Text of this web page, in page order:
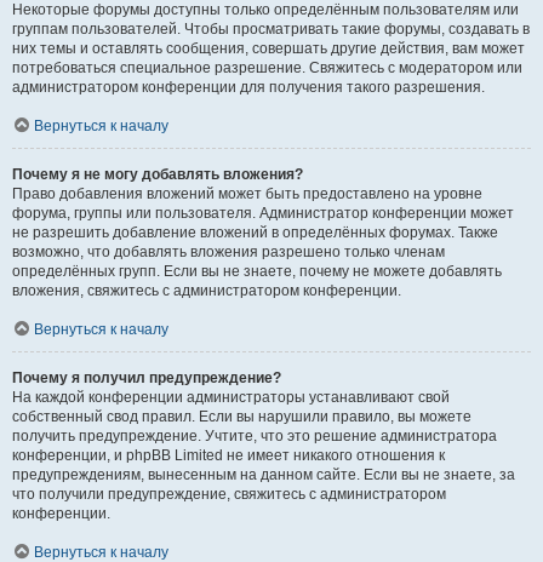
Некоторые форумы доступны только определённым пользователям или
группам пользователей. Чтобы просматривать такие форумы, создавать в
них темы и оставлять сообщения, совершать другие действия, вам может
потребоваться специальное разрешение. Свяжитесь с модератором или
администратором конференции для получения такого разрешения.
Вернуться к началу
Почему я не могу добавлять вложения?
Право добавления вложений может быть предоставлено на уровне
форума, группы или пользователя. Администратор конференции может
не разрешить добавление вложений в определённых форумах. Также
возможно, что добавлять вложения разрешено только членам
определённых групп. Если вы не знаете, почему не можете добавлять
вложения, свяжитесь с администратором конференции.
Вернуться к началу
Почему я получил предупреждение?
На каждой конференции администраторы устанавливают свой
собственный свод правил. Если вы нарушили правило, вы можете
получить предупреждение. Учтите, что это решение администратора
конференции, и phpBB Limited не имеет никакого отношения к
предупреждениям, вынесенным на данном сайте. Если вы не знаете, за
что получили предупреждение, свяжитесь с администратором
конференции.
Вернуться к началу